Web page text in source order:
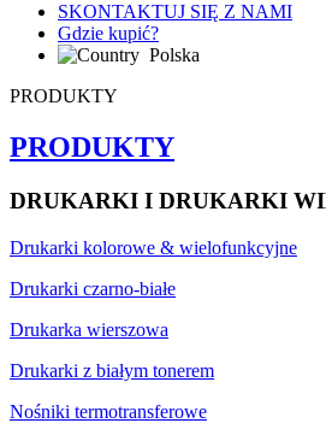
SKONTAKTUJ SIĘ Z NAMI
Gdzie kupić?
Polska
PRODUKTY
PRODUKTY
DRUKARKI I DRUKARKI
Drukarki kolorowe & wielofunkcyjne
Drukarki czarno-białe
Drukarka wierszowa
Drukarki z białym tonerem
Nośniki termotransferowe